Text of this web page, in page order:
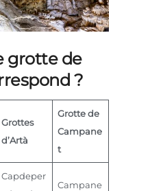
grotte de
?
Grottes
d’Artà
Grotte de
Campane
t
Capdeper
Campane